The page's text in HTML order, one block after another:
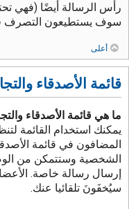
رأس الرسالة أيضًا (فهي
سوف يستطيعون التصرف
أعلى
قائمة الأصدقاء
ما هي قائمة الأصدقاء
يمكنك استخدام القائمة
المضافون في قائمة
الشخصية وستتمكن من
إرسال رسالة خاصة.
سيُخفَونَ تلقائيا عنك.